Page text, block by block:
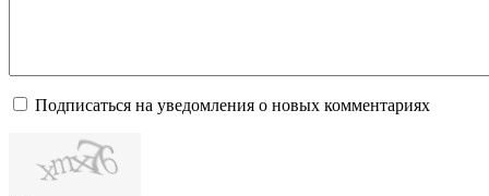
Подписаться на уведомления о новых комментариях